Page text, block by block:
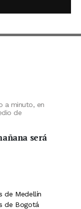
Minuto30 en
en LinkedIn
en
a minuto, en
de
será
de Medellín
de Bogotá